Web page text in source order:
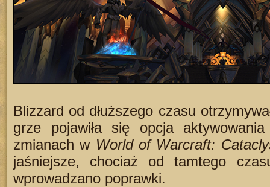
Blizzard od dłuższego czasu
grze pojawiła się opcja
zmianach w World of Warcraft:
jaśniejsze, chociaż od tamtego
wprowadzano poprawki.